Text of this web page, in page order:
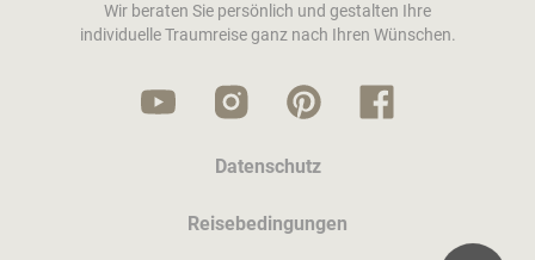
Wir beraten Sie persönlich und gestalten Ihre
individuelle Traumreise ganz nach Ihren Wünschen.
Datenschutz
Reisebedingungen